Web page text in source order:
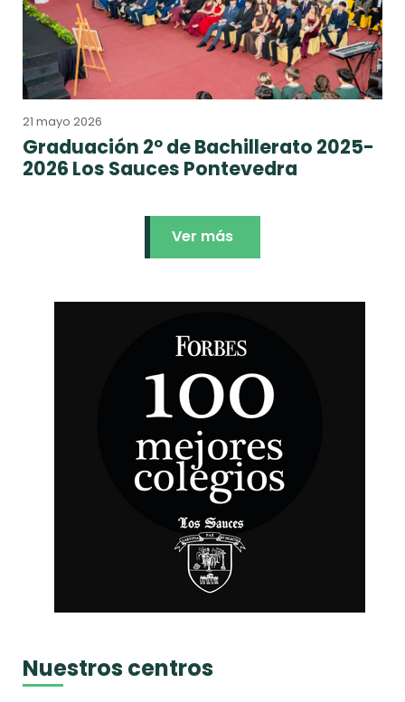
21 mayo 2026
Graduación 2º de Bachillerato 2025-
2026 Los Sauces Pontevedra
Ver más
Nuestros centros